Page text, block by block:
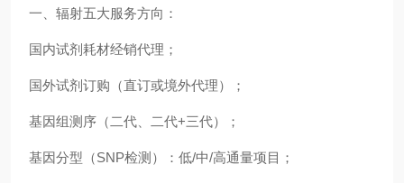
一、辐射五大服务方向：
国内试剂耗材经销代理；
国外试剂订购（直订或境外代理）；
基因组测序（二代、二代+三代）；
基因分型（SNP检测）：低/中/高通量项目；